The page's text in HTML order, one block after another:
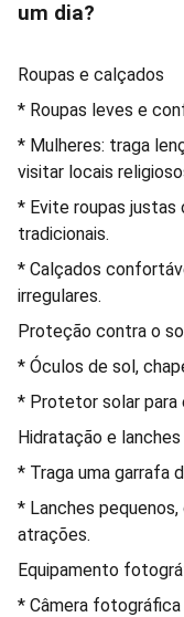
um dia?
Roupas e calçados
* Roupas leves e
* Mulheres: traga
visitar locais
* Evite roupas justas
tradicionais.
* Calçados
irregulares.
Proteção contra o
* Óculos de sol,
* Protetor solar para
Hidratação e lanches
* Traga uma garrafa
* Lanches
atrações.
Equipamento
* Câmera